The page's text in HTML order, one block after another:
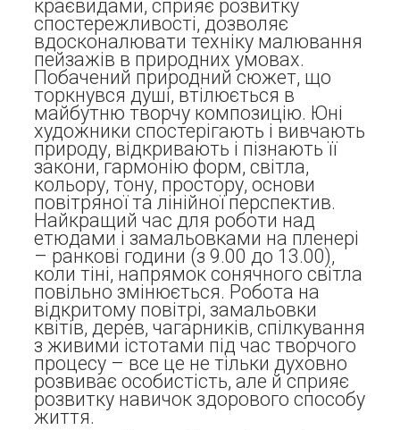
краєвидами, сприяє розвитку
спостережливості, дозволяє
вдосконалювати техніку малювання
пейзажів в природних умовах.
Побачений природний сюжет, що
торкнувся душі, втілюється в
майбутню творчу композицію. Юні
художники спостерігають і вивчають
природу, відкривають і пізнають її
закони, гармонію форм, світла,
кольору, тону, простору, основи
повітряної та лінійної перспектив.
Найкращий час для роботи над
етюдами і замальовками на пленері
– ранкові години (з 9.00 до 13.00),
коли тіні, напрямок сонячного світла
повільно змінюється. Робота на
відкритому повітрі, замальовки
квітів, дерев, чагарників, спілкування
з живими істотами під час творчого
процесу – все це не тільки духовно
розвиває особистість, але й сприяє
розвитку навичок здорового способу
життя.